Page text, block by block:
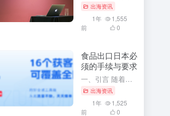
出海资讯
1年
前
1,555
0
食品出口日本必
须的手续与要求
一、引言 随着全球化的深入发展，食品出口已成为各国经济发展的重要组成部分。特别是对于中国这样的食品生产大国，向日本等国家出口食品已成为重要的经济活动。然而，由于各国的食品安全法规和标准存在差异，食品出...
出海资讯
1年
前
1,525
0